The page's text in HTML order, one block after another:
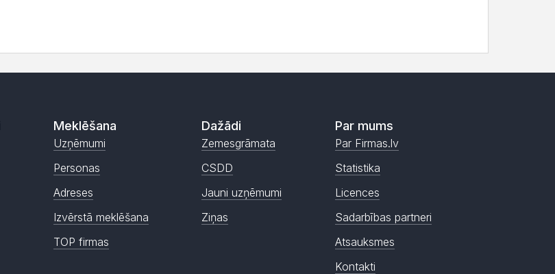
Meklēšana
Uzņēmumi
Personas
Adreses
Izvērstā meklēšana
TOP firmas
Dažādi
Zemesgrāmata
CSDD
Jauni uzņēmumi
Ziņas
Par mums
Par Firmas.lv
Statistika
Licences
Sadarbības partneri
Atsauksmes
Kontakti